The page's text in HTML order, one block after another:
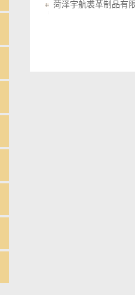
菏泽宇航裘革制品有